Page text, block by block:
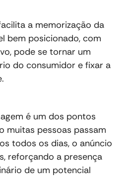
a memorização da
bem posicionado, com
pode se tornar um
do consumidor e fixar a
é um dos pontos
muitas pessoas passam
todos os dias, o anúncio
reforçando a presença
de um potencial